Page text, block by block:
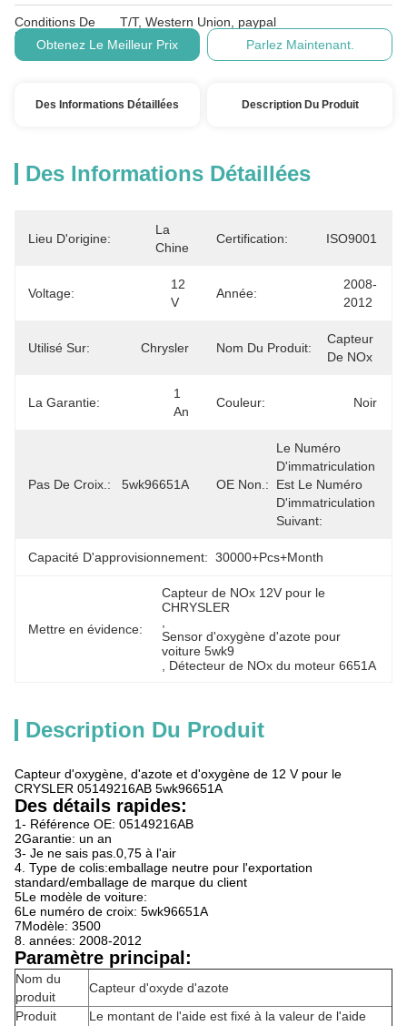
Conditions De
Paiement:
T/T, Western Union, paypal
Obtenez Le Meilleur Prix
Parlez Maintenant.
Des Informations Détaillées Description Du Produit
Des Informations Détaillées
Lieu D'origine:
La
Chine
Certification: ISO9001
Voltage:
12
V
Année:
2008-
2012
Utilisé Sur: Chrysler Nom Du Produit:
Capteur
De NOx
La Garantie:
1
An
Couleur: Noir
Pas De Croix.: 5wk96651A OE Non.:
Le Numéro
D'immatriculation
Est Le Numéro
D'immatriculation
Suivant:
Capacité D'approvisionnement: 30000+Pcs+Month
Mettre en évidence:
Capteur de NOx 12V pour le
CHRYSLER
Sensor d'oxygène d'azote pour
voiture 5wk9
Détecteur de NOx du moteur 6651A
Description Du Produit
Capteur d'oxygène, d'azote et d'oxygène de 12 V pour le
CRYSLER 05149216AB 5wk96651A
Des détails rapides:
1- Référence OE: 05149216AB
2Garantie: un an
3- Je ne sais pas.0,75 à l'air
4. Type de colis:emballage neutre pour l'exportation
standard/emballage de marque du client
5Le modèle de voiture:
6Le numéro de croix: 5wk96651A
7Modèle: 3500
8. années: 2008-2012
Paramètre principal:
Nom du
produit
Capteur d'oxyde d'azote
Produit
Le montant de l'aide est fixé à la valeur de l'aide